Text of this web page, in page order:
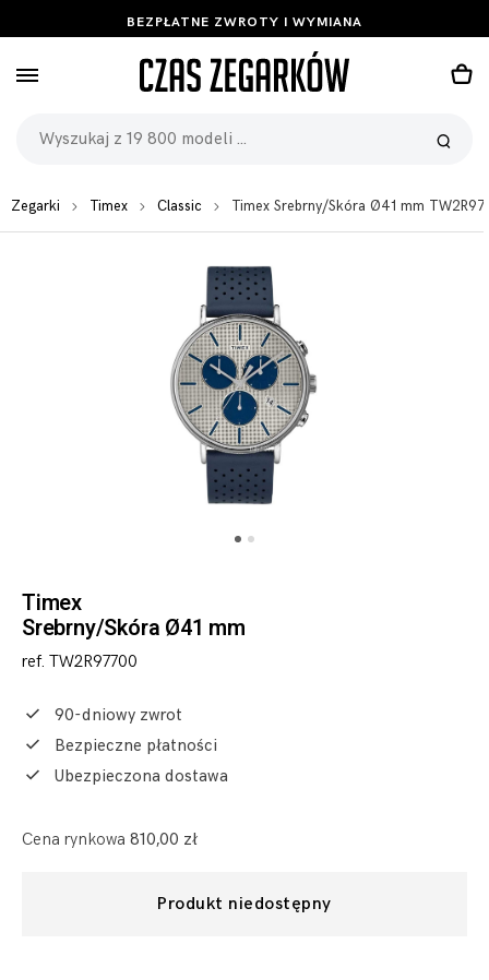
BEZPŁATNE ZWROTY I WYMIANA
Zegarki Timex Classic Timex Srebrny/Skóra Ø41 mm
Timex
Srebrny/Skóra Ø41 mm
ref. TW2R97700
90-dniowy zwrot
Bezpieczne płatności
Ubezpieczona dostawa
Cena rynkowa 810,00 zł
Produkt niedostępny